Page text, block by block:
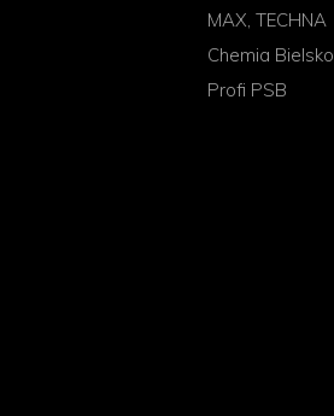
MAX, TECHNA
Chemia Bielsko
Profi PSB